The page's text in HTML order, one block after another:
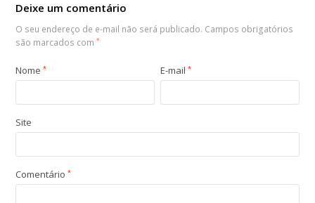
Deixe um comentário
O seu endereço de e-mail não será publicado. Campos obrigatórios
são marcados com*
Nome* E-mail*
Site
Comentário*